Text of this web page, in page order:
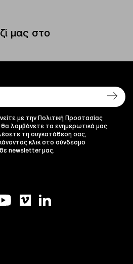
μας στο
με την Πολιτική Προστασίας
λαμβάνετε τα ενημερωτικά μας
τη συγκατάθεση σας,
κλικ στο σύνδεσμο
newsletter μας.